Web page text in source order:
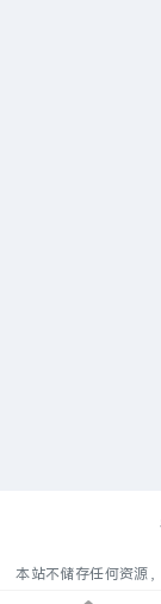
本站不储存任何资源